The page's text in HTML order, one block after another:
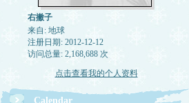
右撇子
来自: 地球
注册日期: 2012-12-12
访问总量: 2,168,688 次
点击查看我的个人资料
Calendar